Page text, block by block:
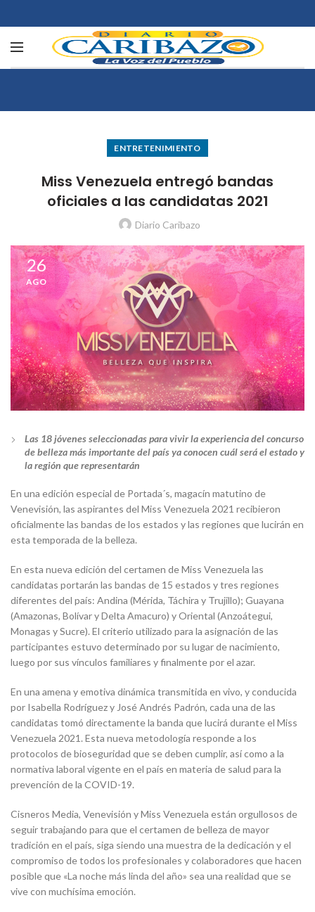
ENTRETENIMIENTO
Miss Venezuela entregó bandas
oficiales a las candidatas 2021
Diario Caribazo
26
AGO
Las 18 jóvenes seleccionadas para vivir la experiencia del concurso
de belleza más importante del país ya conocen cuál será el estado y
la región que representarán
En una edición especial de Portada´s, magacín matutino de
Venevisión, las aspirantes del Miss Venezuela 2021 recibieron
oficialmente las bandas de los estados y las regiones que lucirán en
esta temporada de la belleza.
En esta nueva edición del certamen de Miss Venezuela las
candidatas portarán las bandas de 15 estados y tres regiones
diferentes del país: Andina (Mérida, Táchira y Trujillo); Guayana
(Amazonas, Bolívar y Delta Amacuro) y Oriental (Anzoátegui,
Monagas y Sucre). El criterio utilizado para la asignación de las
participantes estuvo determinado por su lugar de nacimiento,
luego por sus vínculos familiares y finalmente por el azar.
En una amena y emotiva dinámica transmitida en vivo, y conducida
por Isabella Rodríguez y José Andrés Padrón, cada una de las
candidatas tomó directamente la banda que lucirá durante el Miss
Venezuela 2021. Esta nueva metodología responde a los
protocolos de bioseguridad que se deben cumplir, así como a la
normativa laboral vigente en el país en materia de salud para la
prevención de la COVID-19.
Cisneros Media, Venevisión y Miss Venezuela están orgullosos de
seguir trabajando para que el certamen de belleza de mayor
tradición en el país, siga siendo una muestra de la dedicación y el
compromiso de todos los profesionales y colaboradores que hacen
posible que «La noche más linda del año» sea una realidad que se
vive con muchísima emoción.